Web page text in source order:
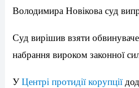
Володимира Новікова суд
Суд вирішив взяти
набрання вироком законної
УЦентрі протидії корупції